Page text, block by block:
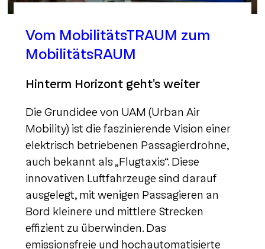
Vom MobilitätsTRAUM zum
MobilitätsRAUM
Hinterm Horizont geht's weiter
Die Grundidee von UAM (Urban Air
Mobility) ist die faszinierende Vision einer
elektrisch betriebenen Passagierdrohne,
auch bekannt als „Flugtaxis“. Diese
innovativen Luftfahrzeuge sind darauf
ausgelegt, mit wenigen Passagieren an
Bord kleinere und mittlere Strecken
effizient zu überwinden. Das
emissionsfreie und hochautomatisierte